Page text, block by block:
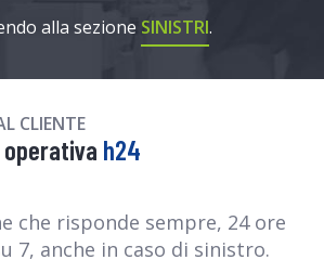
alla sezione SINISTRI.
CLIENTE
h24
che risponde sempre, 24 ore
7, anche in caso di sinistro.